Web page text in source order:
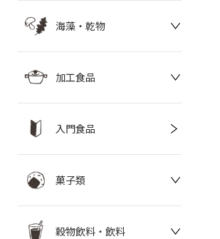
海藻・乾物
加工食品
入門食品
菓子類
穀物飲料・飲料